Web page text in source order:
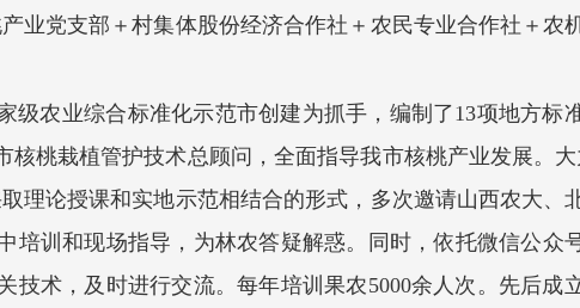
业党支部＋村集体股份经济合作社＋农民专业合作社＋农
级农业综合标准化示范市创建为抓手，编制了13项地方标
桃栽植管护技术总顾问，全面指导我市核桃产业发展。
理论授课和实地示范相结合的形式，多次邀请山西农大、
培训和现场指导，为林农答疑解惑。同时，依托微信公众
术，及时进行交流。每年培训果农5000余人次。先后成